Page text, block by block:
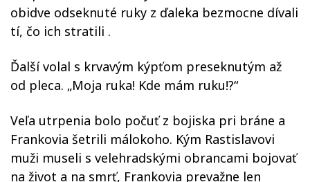
obidve odseknuté ruky z ďaleka bezmocne dívali
tí, čo ich stratili .
Ďalší volal s krvavým kýpťom preseknutým až
od pleca. „Moja ruka! Kde mám ruku!?“
Veľa utrpenia bolo počuť z bojiska pri bráne a
Frankovia šetrili málokoho. Kým Rastislavovi
muži museli s velehradskými obrancami bojovať
na život a na smrť, Frankovia prevažne len